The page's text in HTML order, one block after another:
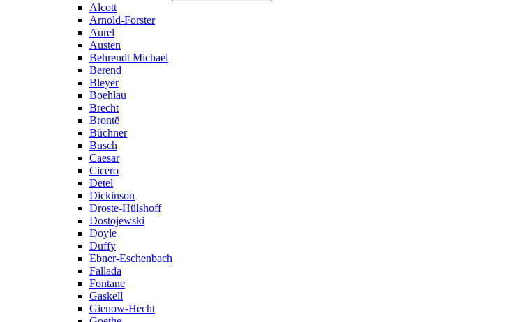
Alcott
Arnold-Forster
Aurel
Austen
Behrendt Michael
Berend
Bleyer
Boehlau
Brecht
Brontë
Büchner
Busch
Caesar
Cicero
Detel
Dickinson
Droste-Hülshoff
Dostojewski
Doyle
Duffy
Ebner-Eschenbach
Fallada
Fontane
Gaskell
Gienow-Hecht